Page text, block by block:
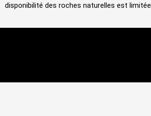
disponibilité des roches naturelles est limitée.